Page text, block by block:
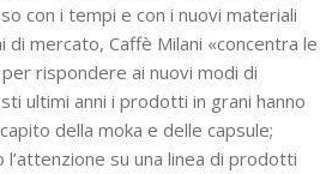
con i tempi e con i nuovi materiali
di mercato, Caffè Milani «concentra le
rispondere ai nuovi modi di
ultimi anni i prodotti in grani hanno
della moka e delle capsule;
su una linea di prodotti